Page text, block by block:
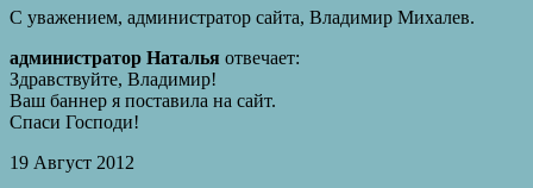
С уважением, администратор сайта, Владимир Михалев.
администратор Наталья отвечает:
Здравствуйте, Владимир!
Ваш баннер я поставила на сайт.
Спаси Господи!
19 Август 2012